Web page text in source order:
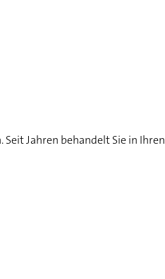
Jahren behandelt Sie in Ihren